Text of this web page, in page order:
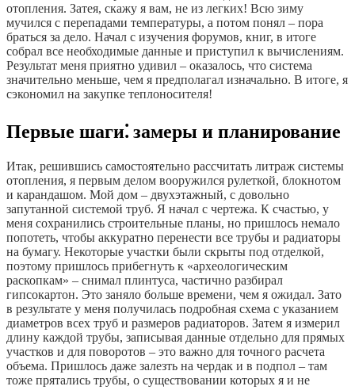
отопления. Затея, скажу я вам, не из легких! Всю зиму
мучился с перепадами температуры, а потом понял – пора
браться за дело. Начал с изучения форумов, книг, в итоге
собрал все необходимые данные и приступил к вычислениям.
Результат меня приятно удивил – оказалось, что система
значительно меньше, чем я предполагал изначально. В итоге, я
сэкономил на закупке теплоносителя!
Первые шаги⁚ замеры и планирование
Итак, решившись самостоятельно рассчитать литраж системы
отопления, я первым делом вооружился рулеткой, блокнотом
и карандашом. Мой дом – двухэтажный, с довольно
запутанной системой труб. Я начал с чертежа. К счастью, у
меня сохранились строительные планы, но пришлось немало
попотеть, чтобы аккуратно перенести все трубы и радиаторы
на бумагу. Некоторые участки были скрыты под отделкой,
поэтому пришлось прибегнуть к «археологическим
раскопкам» – снимал плинтуса, частично разбирал
гипсокартон. Это заняло больше времени, чем я ожидал. Зато
в результате у меня получилась подробная схема с указанием
диаметров всех труб и размеров радиаторов. Затем я измерил
длину каждой трубы, записывая данные отдельно для прямых
участков и для поворотов – это важно для точного расчета
объема. Пришлось даже залезть на чердак и в подпол – там
тоже прятались трубы, о существовании которых я и не